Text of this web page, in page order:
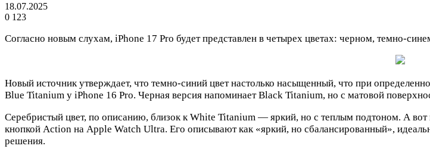
18.07.2025
0 123
Согласно новым слухам, iPhone 17 Pro будет представлен в четырех цветах: черном, темно-
Новый источник утверждает, что темно-синий цвет настолько насыщенный, что при
Blue Titanium у iPhone 16 Pro. Черная версия напоминает Black Titanium, но с матовой
Серебристый цвет, по описанию, близок к White Titanium — яркий, но с теплым подтоном. А
кнопкой Action на Apple Watch Ultra. Его описывают как «яркий, но сбалансированный»,
решения.